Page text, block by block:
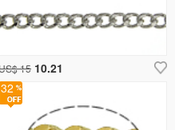
15 10.21
32